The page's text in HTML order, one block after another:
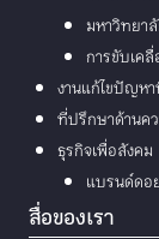
มหาวิทยา
การขับเค
งานแก้ไขปัญห
ที่ปรึกษาด้านค
ธุรกิจเพื่อสังคม
แบรนด์ดอ
สื่อของเรา